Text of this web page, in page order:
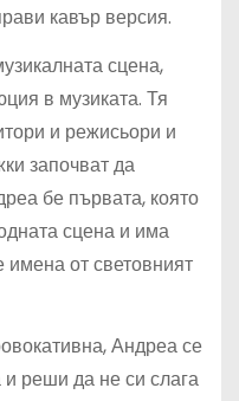
кавър версия.
сцена,
в музиката. Тя
и режисьори и
започват да
бе първата, която
сцена и има
от световният
Андреа се
реши да не си слага